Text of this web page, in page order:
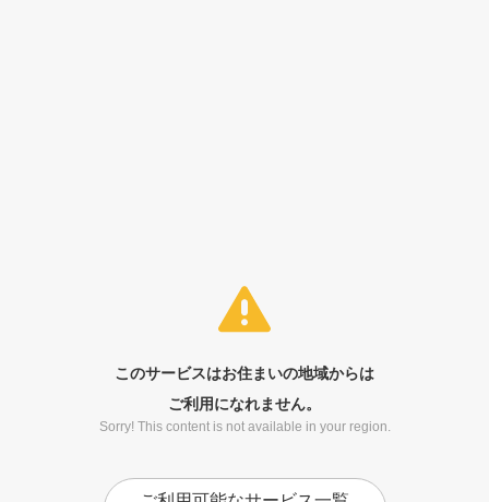
このサービスはお住まいの地域からは
ご利用になれません。
Sorry! This content is not available in your region.